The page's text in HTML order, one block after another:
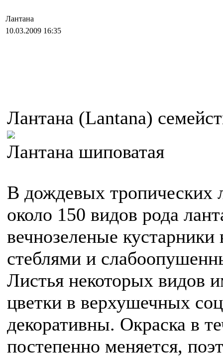
Лантана
10.03.2009 16:35
Лантана (Lantana)
Лантана шиповатая
В дождевых тропических
около 150 видов рода
вечнозеленые
стеблями и
Листья некоторых видов
цветки в верхушечных
декоративны. Окраска в
постепенно меняется,